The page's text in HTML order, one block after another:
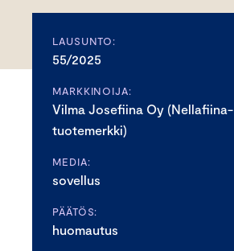
LAUSUNTO:
55/2025
MARKKINOIJA:
Vilma Josefiina Oy (Nellafiina-
tuotemerkki)
MEDIA:
sovellus
PÄÄTÖS:
huomautus